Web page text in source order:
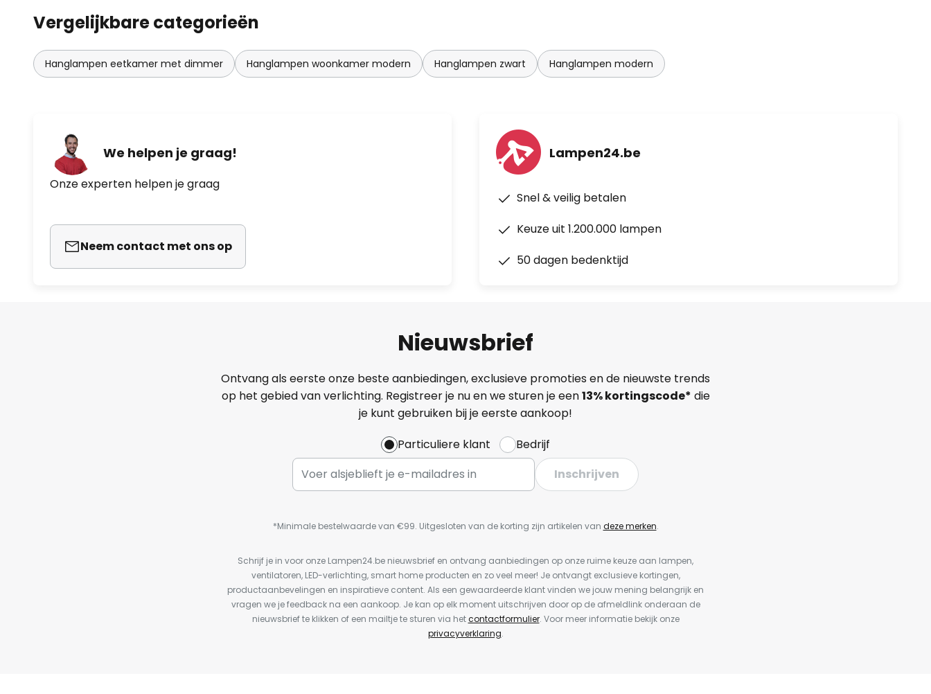
Vergelijkbare categorieën
Hanglampen eetkamer met dimmer Hanglampen woonkamer modern Hanglampen zwart Hanglampen modern
We helpen je graag!
Onze experten helpen je graag
Neem contact met ons op
Lampen24.be
Snel & veilig betalen
Keuze uit 1.200.000 lampen
50 dagen bedenktijd
Nieuwsbrief
Ontvang als eerste onze beste aanbiedingen, exclusieve promoties en de nieuwste trends
op het gebied van verlichting. Registreer je nu en we sturen je een13%kortingscode* die
je kunt gebruiken bij je eerste aankoop!
Particuliere klant
Bedrijf
Inschrijven
*Minimale bestelwaarde van €99. Uitgesloten van de korting zijn artikelen van deze merken.
Schrijf je in voor onze Lampen24.be nieuwsbrief en ontvang aanbiedingen op onze ruime keuze aan lampen,
ventilatoren, LED-verlichting, smart home producten en zo veel meer! Je ontvangt exclusieve kortingen,
productaanbevelingen en inspiratieve content. Als een gewaardeerde klant vinden we jouw mening belangrijk en
vragen we je feedback na een aankoop. Je kan op elk moment uitschrijven door op de afmeldlink onderaan de
nieuwsbrief te klikken of een mailtje te sturen via hetcontactformulier. Voor meer informatie bekijk onze
privacyverklaring.